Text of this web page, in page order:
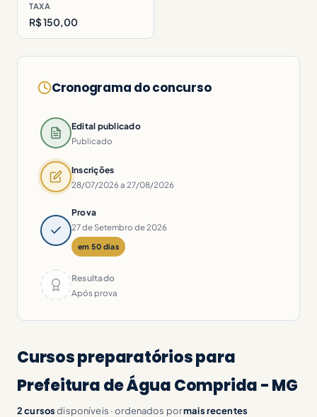
TAXA
R$ 150,00
Cronograma do concurso
Edital publicado
Publicado
Inscrições
28/07/2026 a 27/08/2026
Prova
27 de Setembro de 2026
em 50 dias
Resultado
Após prova
Cursos preparatórios para
Prefeitura de Água Comprida - MG
2 cursosdisponíveis · ordenados pormais recentes